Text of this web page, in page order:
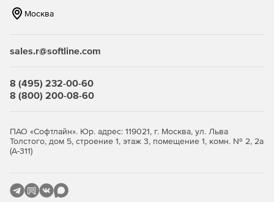
полностью открыты для редактирования пользователем.
сантехнических приборов и оборудования), так и
Москва
sales.r@softline.com
8 (495) 232-00-60
8 (800) 200-08-60
ПАО «Софтлайн». Юр. адрес: 119021, г. Москва, ул. Льва
Толстого, дом 5, строение 1, этаж 3, помещение 1, комн. № 2, 2а
(А-311)